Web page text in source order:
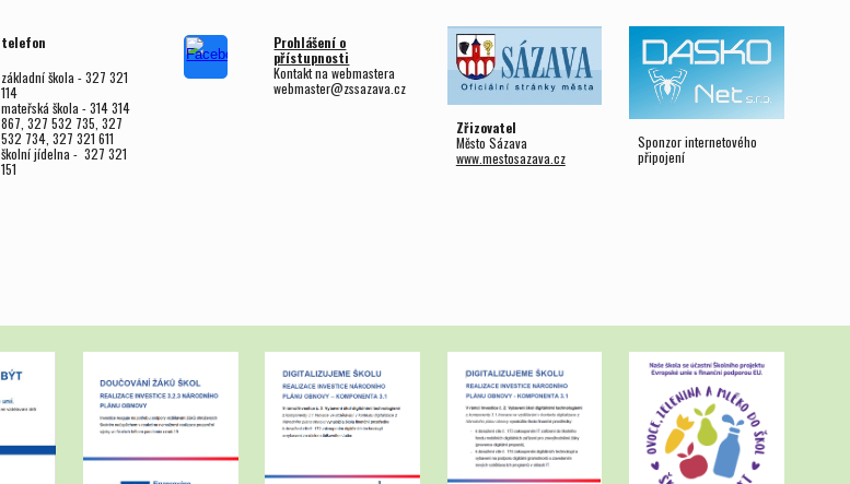
telefon
základní škola - 327 321
114
mateřská škola - 314 314
867, 327 532 735, 327
532 734, 327 321 611
školní jídelna - 327 321
151
Prohlášení o
přístupnosti
Kontakt na webmastera
webmaster@zssazava.cz
Zřizovatel
Město Sázava
www.mestosazava.cz
Sponzor internetového
připojení